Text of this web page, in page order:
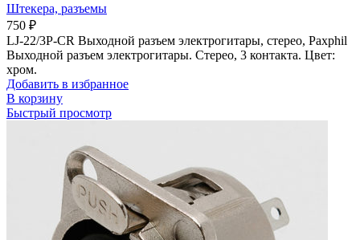
Штекера, разъемы
750 ₽
LJ-22/3P-CR Выходной разъем электрогитары, стерео, Paxphil
Выходной разъем электрогитары. Стерео, 3 контакта. Цвет:
хром.
Добавить в избранное
В корзину
Быстрый просмотр